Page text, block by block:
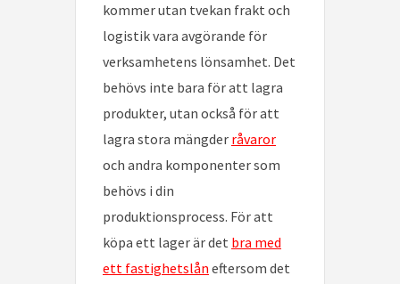
kommer utan tvekan frakt och
logistik vara avgörande för
verksamhetens lönsamhet. Det
behövs inte bara för att lagra
produkter, utan också för att
lagra stora mängder råvaror
och andra komponenter som
behövs i din
produktionsprocess. För att
köpa ett lager är det bra med
ett fastighetslån eftersom det